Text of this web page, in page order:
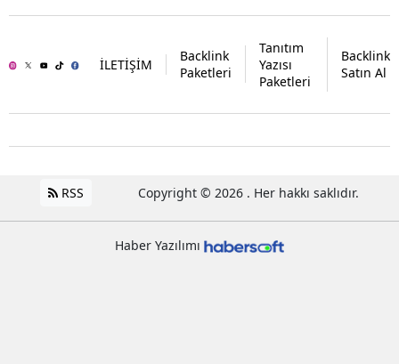
İLETİŞİM
Backlink
Paketleri
Tanıtım
Yazısı
Paketleri
Backlink
Satın Al
RSS Copyright © 2026 . Her hakkı saklıdır.
Haber Yazılımı